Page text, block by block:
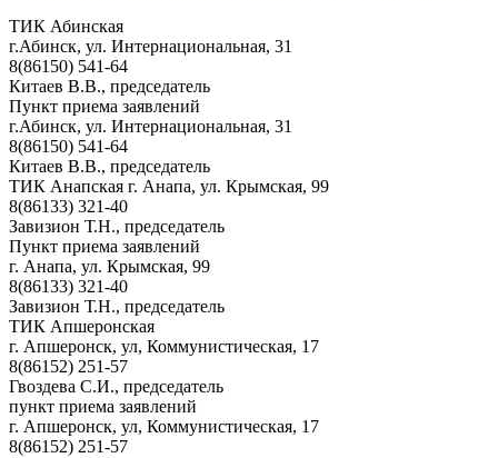
ТИК Абинская
г.Абинск, ул. Интернациональная, 31
8(86150) 541-64
Китаев В.В., председатель
Пункт приема заявлений
г.Абинск, ул. Интернациональная, 31
8(86150) 541-64
Китаев В.В., председатель
ТИК Анапская г. Анапа, ул. Крымская, 99
8(86133) 321-40
Завизион Т.Н., председатель
Пункт приема заявлений
г. Анапа, ул. Крымская, 99
8(86133) 321-40
Завизион Т.Н., председатель
ТИК Апшеронская
г. Апшеронск, ул, Коммунистическая, 17
8(86152) 251-57
Гвоздева С.И., председатель
пункт приема заявлений
г. Апшеронск, ул, Коммунистическая, 17
8(86152) 251-57